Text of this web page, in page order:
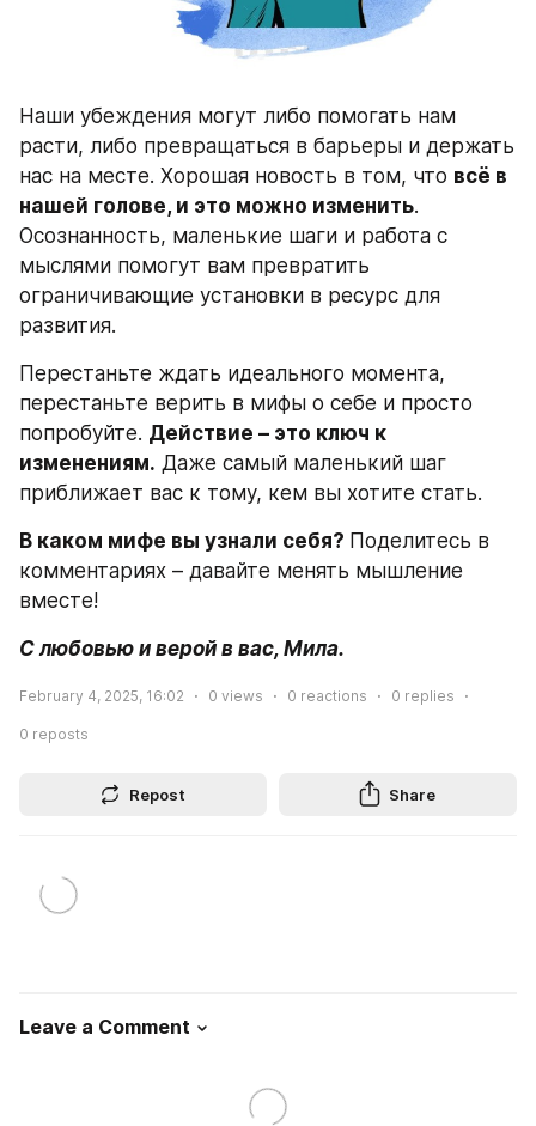
Наши убеждения могут либо помогать нам
расти, либо превращаться в барьеры и держать
нас на месте. Хорошая новость в том, что всё в
нашей голове, и это можно изменить.
Осознанность, маленькие шаги и работа с
мыслями помогут вам превратить
ограничивающие установки в ресурс для
развития.
Перестаньте ждать идеального момента,
перестаньте верить в мифы о себе и просто
попробуйте. Действие – это ключ к
изменениям. Даже самый маленький шаг
приближает вас к тому, кем вы хотите стать.
В каком мифе вы узнали себя? Поделитесь в
комментариях – давайте менять мышление
вместе!
С любовью и верой в вас, Мила.
February 4, 2025, 16:02 0 views 0 reactions 0 replies
0 reposts
Repost Share
Leave a Comment